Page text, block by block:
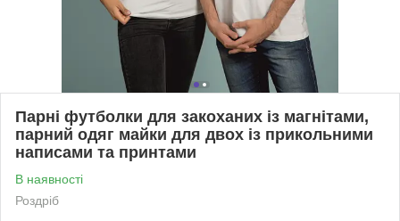
Парні футболки для закоханих із магнітами,
парний одяг майки для двох із прикольними
написами та принтами
В наявності
Роздріб